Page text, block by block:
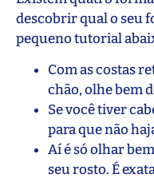
descobrir qual o seu
pequeno tutorial
Com as costas
chão, olhe bem
Se você tiver
para que não
Aí é só olhar
seu rosto. É